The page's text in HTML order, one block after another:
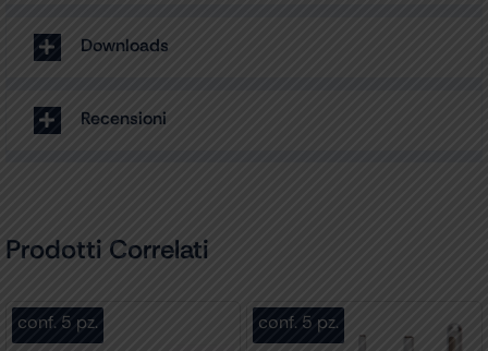
Downloads
Recensioni
Prodotti Correlati
conf. 5 pz. conf. 5 pz.